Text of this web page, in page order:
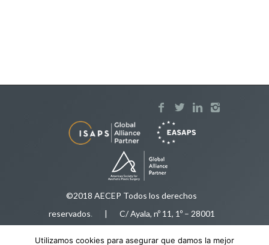
©2018 AECEP Todos los derechos
reservados. | C/ Ayala, nº 11, 1º – 28001
Utilizamos cookies para asegurar que damos la mejor